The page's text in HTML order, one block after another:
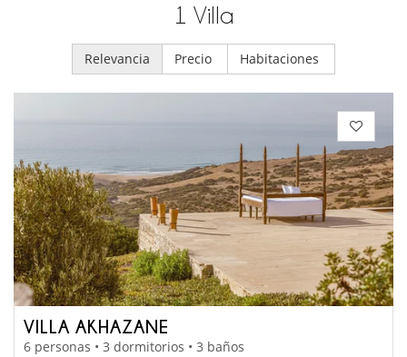
1 Villa
Relevancia Precio Habitaciones
VILLA AKHAZANE
6 personas • 3 dormitorios • 3 baños